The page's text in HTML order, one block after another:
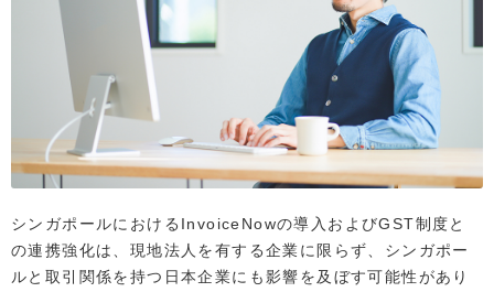
シンガポールにおけるInvoiceNowの導入およびGST制度と
の連携強化は、現地法人を有する企業に限らず、シンガポー
ルと取引関係を持つ日本企業にも影響を及ぼす可能性があり